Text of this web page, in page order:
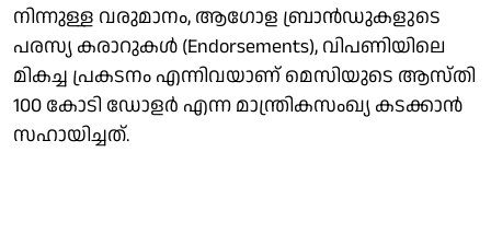
നിന്നുള്ള വരുമാനം, ആഗോള ബ്രാന്‍ഡുകളുടെ
പരസ്യ കരാറുകള്‍ (Endorsements), വിപണിയിലെ
മികച്ച പ്രകടനം എന്നിവയാണ് മെസിയുടെ ആസ്തി
100 കോടി ഡോളര്‍ എന്ന മാന്ത്രികസംഖ്യ കടക്കാന്‍
സഹായിച്ചത്.